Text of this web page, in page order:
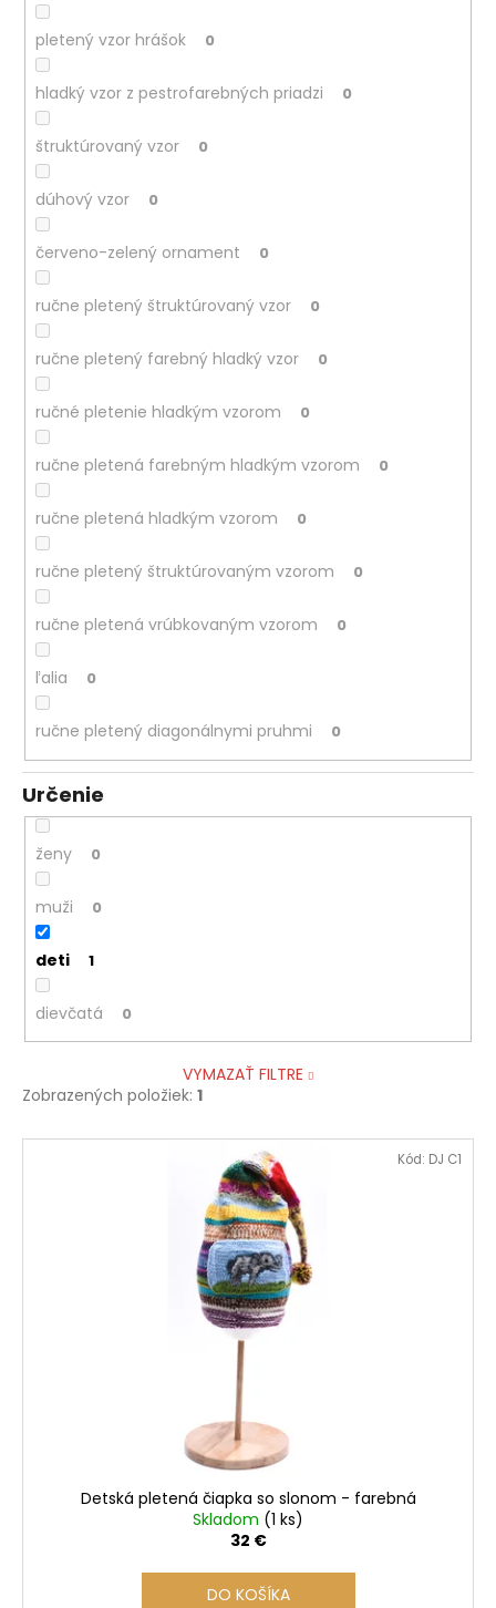
pletený vzor hrášok 0
hladký vzor z pestrofarebných priadzi 0
štruktúrovaný vzor 0
dúhový vzor 0
červeno-zelený ornament 0
ručne pletený štruktúrovaný vzor 0
ručne pletený farebný hladký vzor 0
ručné pletenie hladkým vzorom 0
ručne pletená farebným hladkým vzorom 0
ručne pletená hladkým vzorom 0
ručne pletený štruktúrovaným vzorom 0
ručne pletená vrúbkovaným vzorom 0
ľalia 0
ručne pletený diagonálnymi pruhmi 0
Určenie
ženy 0
muži 0
deti 1
dievčatá 0
VYMAZAŤ FILTRE
Zobrazených položiek: 1
V
Detská pletená čiapka so slonom - farebná
Skladom (1 ks)
32 €
DO KOŠÍKA
Kód: DJ C1